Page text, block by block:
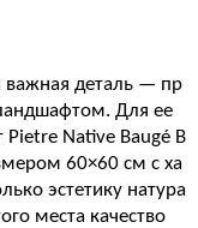
важная деталь — пр
Для ее
Native Baugé B
60×60 см с ха
эстетику натура
места качество